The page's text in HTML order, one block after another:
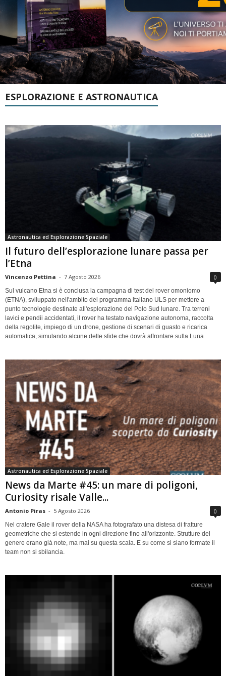
ESPLORAZIONE E ASTRONAUTICA
Astronautica ed Esplorazione Spaziale
Il futuro dell’esplorazione lunare passa per
l’Etna
Vincenzo Pettina - 7 Agosto 2026 0
Sul vulcano Etna si è conclusa la campagna di test del rover omoniomo
(ETNA), sviluppato nell'ambito del programma italiano ULS per mettere a
punto tecnologie destinate all'esplorazione del Polo Sud lunare. Tra terreni
lavici e pendii accidentati, il rover ha testato navigazione autonoma, raccolta
della regolite, impiego di un drone, gestione di scenari di guasto e ricarica
automatica, simulando alcune delle sfide che dovrà affrontare sulla Luna
Astronautica ed Esplorazione Spaziale
News da Marte #45: un mare di poligoni,
Curiosity risale Valle...
Antonio Piras - 5 Agosto 2026 0
Nel cratere Gale il rover della NASA ha fotografato una distesa di fratture
geometriche che si estende in ogni direzione fino all'orizzonte. Strutture del
genere erano già note, ma mai su questa scala. E su come si siano formate il
team non si sbilancia.